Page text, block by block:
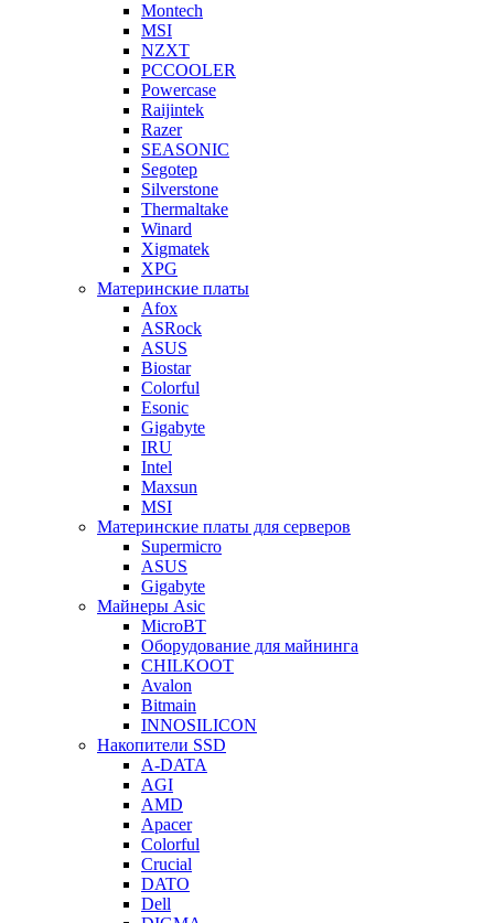
Montech
MSI
NZXT
PCCOOLER
Powercase
Raijintek
Razer
SEASONIC
Segotep
Silverstone
Thermaltake
Winard
Xigmatek
XPG
Материнские платы
Afox
ASRock
ASUS
Biostar
Colorful
Esonic
Gigabyte
IRU
Intel
Maxsun
MSI
Материнские платы для серверов
Supermicro
ASUS
Gigabyte
Майнеры Asic
MicroBT
Оборудование для майнинга
CHILKOOT
Avalon
Bitmain
INNOSILICON
Накопители SSD
A-DATA
AGI
AMD
Apacer
Colorful
Crucial
DATO
Dell